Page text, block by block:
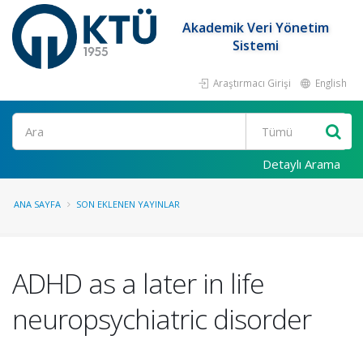
Akademik Veri Yönetim
Sistemi
Araştırmacı Girişi English
Ara
Detaylı Arama
ANA SAYFA SON EKLENEN YAYINLAR
ADHD as a later in life
neuropsychiatric disorder